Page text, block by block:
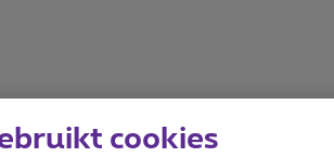
cookies